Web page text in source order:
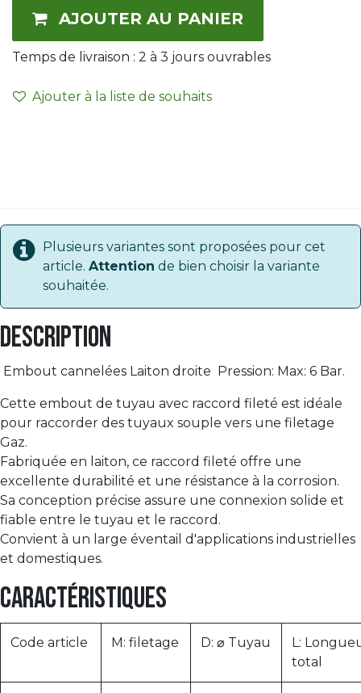
AJOUTER AU PANIER
Temps de livraison : 2 à 3 jours ouvrables
Ajouter à la liste de souhaits
Plusieurs variantes sont proposées pour cet
article. Attention de bien choisir la variante
souhaitée.
Description
Embout cannelées Laiton droite Pression: Max: 6 Bar.
Cette embout de tuyau avec raccord fileté est idéale
pour raccorder des tuyaux souple vers une filetage
Gaz.
Fabriquée en laiton, ce raccord fileté offre une
excellente durabilité et une résistance à la corrosion.
Sa conception précise assure une connexion solide et
fiable entre le tuyau et le raccord.
Convient à un large éventail d'applications industrielles
et domestiques.
Caractéristiques
Code article M: filetage D: ⌀ Tuyau
L:
total